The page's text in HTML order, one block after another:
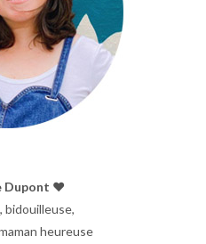
Dupont ♥︎
bidouilleuse,
heureuse